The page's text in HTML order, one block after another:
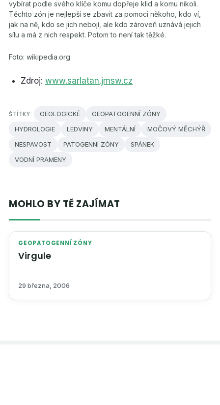
vybírat podle svého klíče komu dopřeje klid a komu nikoli.
Těchto zón je nejlepší se zbavit za pomoci někoho, kdo ví,
jak na ně, kdo se jich nebojí, ale kdo zároveň uznává jejich
sílu a má z nich respekt. Potom to není tak těžké.
Foto: wikipedia.org
Zdroj: www.sarlatan.jmsw.cz
ŠTÍTKY: GEOLOGICKÉ
GEOPATOGENNÍ ZÓNY
HYDROLOGIE
LEDVINY MENTÁLNÍ
MOČOVÝ MĚCHÝŘ
NESPAVOST
PATOGENNÍ ZÓNY
SPÁNEK
VODNÍ PRAMENY
MOHLO BY TĚ ZAJÍMAT
GEOPATOGENNÍ ZÓNY
Virgule
29 března, 2006